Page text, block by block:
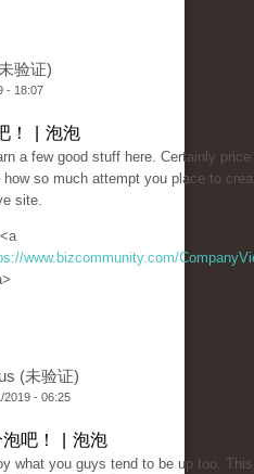
验证)
- 18:07
！ | 泡泡
a few good stuff here. Certainly
how so much attempt you place to
site.
www.bizcommunity.com/
(未验证)
2019 - 06:25
泡吧！ | 泡泡
what you guys tend to be up too. This